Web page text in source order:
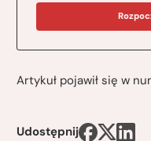
Artykuł pojawił się w
Udostępnij